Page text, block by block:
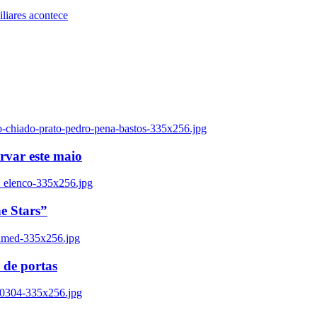
acontece
prato-pedro-pena-bastos-335x256.jpg
este maio
335x256.jpg
Stars”
335x256.jpg
portas
335x256.jpg